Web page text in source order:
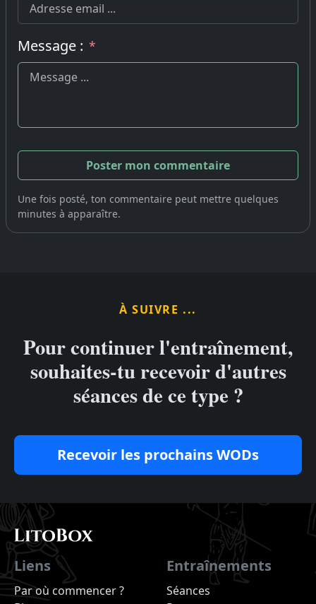
Message : *
Une fois posté, ton commentaire peut mettre quelques
minutes à apparaître.
À SUIVRE ...
Pour continuer l'entraînement,
souhaites-tu recevoir d'autres
séances de ce type ?
Recevoir les prochains WODs
Liens
Par où commencer ?
Entraînements
Séances